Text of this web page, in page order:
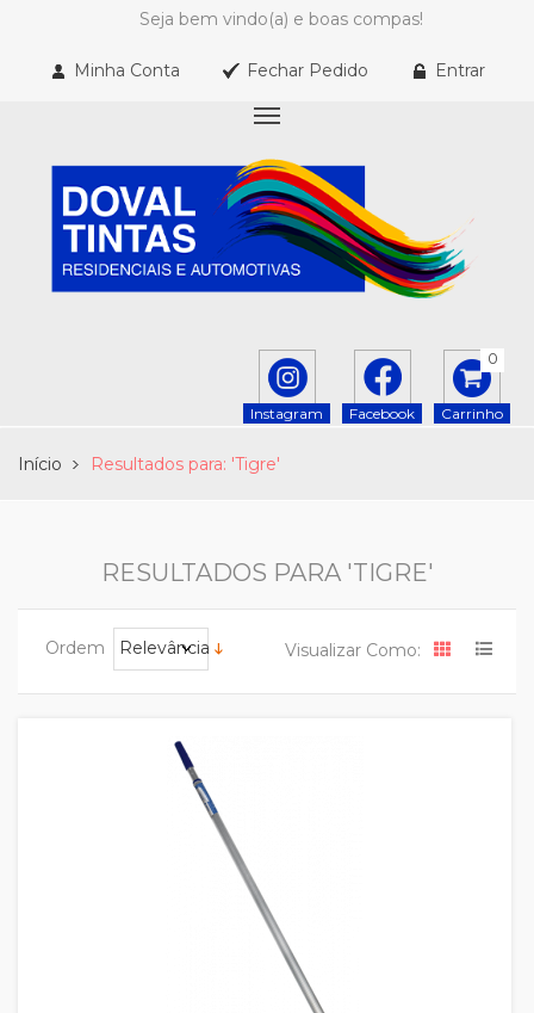
Seja bem vindo(a) e boas compas!
Minha Conta Fechar Pedido Entrar
Carrinho
0
Facebook
Instagram
Início Resultados para: 'Tigre'
RESULTADOS PARA 'TIGRE'
Ordem Relevância Visualizar Como: